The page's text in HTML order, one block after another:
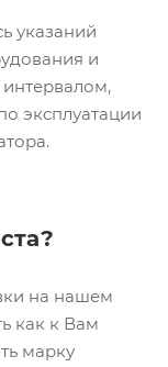
указаний
и
эксплуатации
на нашем
как к Вам
марку